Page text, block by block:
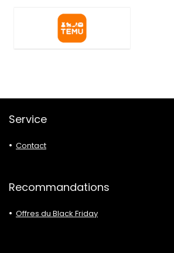
Service
Contact
Recommandations
Offres du Black Friday